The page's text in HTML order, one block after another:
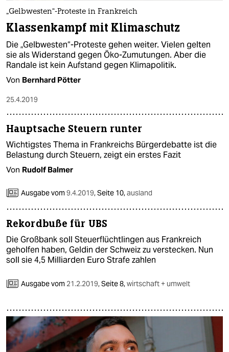
„Gelbwesten“-Proteste in Frankreich
Klassenkampf mit Klimaschutz
Die „Gelbwesten“-Proteste gehen weiter. Vielen gelten
sie als Widerstand gegen Öko-Zumutungen. Aber die
Randale ist kein Aufstand gegen Klimapolitik.
Von Bernhard Pötter
25.4.2019
Hauptsache Steuern runter
Wichtigstes Thema in Frankreichs Bürgerdebatte ist die
Belastung durch Steuern, zeigt ein erstes Fazit
Von Rudolf Balmer
Ausgabe vom9.4.2019,Seite 10,ausland
Rekordbuße für UBS
Die Großbank soll Steuerflüchtlingen aus Frankreich
geholfen haben, Geldin der Schweiz zu verstecken. Nun
soll sie 4,5 Milliarden Euro Strafe zahlen
Ausgabe vom 21.2.2019,Seite 8,wirtschaft + umwelt